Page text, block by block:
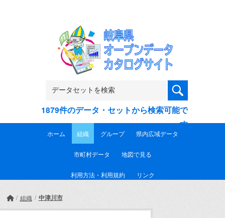
1879件のデータ・セットから検索可能で
す
ホーム 組織 グループ 県内広域データ
市町村データ 地図で見る
利用方法・利用規約 リンク
組織 中津川市